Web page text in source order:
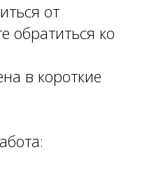
от
ко
в короткие